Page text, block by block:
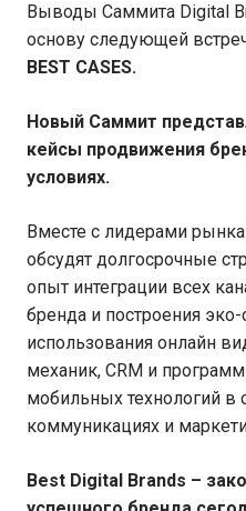
Выводы Саммита Digital
основу следующей
BEST CASES.
Новый Саммит
кейсы продвижения
условиях.
Вместе с лидерами
обсудят долгосрочные
опыт интеграции всех
бренда и построения
использования онлайн
механик, CRM и
мобильных технологий
коммуникациях и
Best Digital Brands –